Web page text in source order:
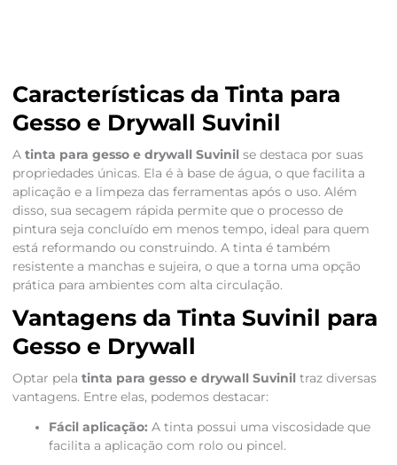
Características da Tinta para
Gesso e Drywall Suvinil
A tinta para gesso e drywall Suvinil se destaca por suas
propriedades únicas. Ela é à base de água, o que facilita a
aplicação e a limpeza das ferramentas após o uso. Além
disso, sua secagem rápida permite que o processo de
pintura seja concluído em menos tempo, ideal para quem
está reformando ou construindo. A tinta é também
resistente a manchas e sujeira, o que a torna uma opção
prática para ambientes com alta circulação.
Vantagens da Tinta Suvinil para
Gesso e Drywall
Optar pela tinta para gesso e drywall Suvinil traz diversas
vantagens. Entre elas, podemos destacar:
Fácil aplicação: A tinta possui uma viscosidade que
facilita a aplicação com rolo ou pincel.